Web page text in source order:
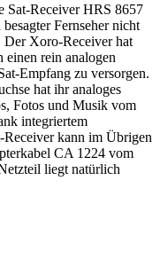
Sat-Receiver HRS 8657
Fernseher nicht
Der Xoro-Receiver hat
rein analogen
Empfang zu versorgen.
hat ihr analoges
Fotos und Musik vom
integriertem
kann im Übrigen
CA 1224 vom
liegt natürlich